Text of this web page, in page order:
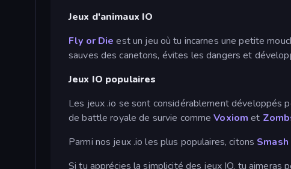
Jeux d'animaux IO
Fly or Die est un jeu où tu incarnes une petite
sauves des canetons, évites les dangers et
Jeux IO populaires
Les jeux .io se sont considérablement développés
de battle royale de survie commeVoxiom et
Parmi nos jeux .io les plus populaires, citons
Si tu apprécies la simplicité des jeux IO, tu aimeras